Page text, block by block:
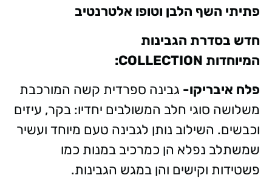
פתיתי השף הלבן וטופו אלטרנטיב
חדש בסדרת הגבינות
המיוחדות COLLECTION:
פלח איבריקו- גבינה ספרדית קשה המורכבת
משלושה סוגי חלב המשולבים יחדיו: בקר, עיזים
וכבשים. השילוב נותן לגבינה טעם מיוחד ועשיר
שמשתלב נפלא הן כמרכיב במנות כמו
פשטידות וקישים והן במגש הגבינות.